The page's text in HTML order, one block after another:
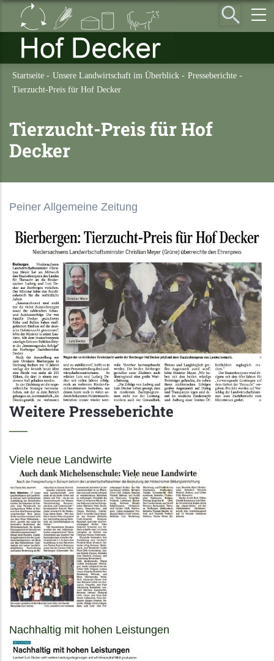
Direkt
Inhalt
Startseite - Unsere Landwirtschaft im Überblick - Presseberichte -
Tierzucht-Preis für Hof Decker
Tierzucht-Preis für Hof
Decker
Peiner Allgemeine Zeitung
Weitere Presseberichte
Viele neue Landwirte
Nachhaltig mit hohen Leistungen